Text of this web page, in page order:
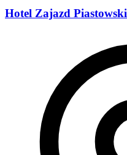
Hotel Zajazd Piastowski